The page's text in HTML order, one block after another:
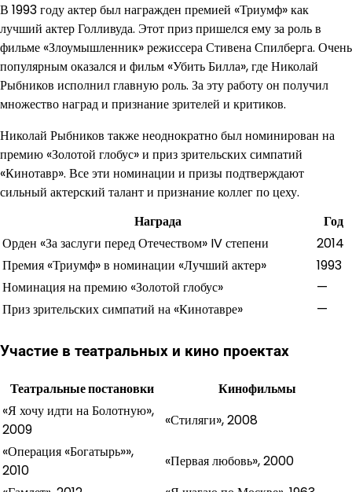
В 1993 году актер был награжден премией «Триумф» как
лучший актер Голливуда. Этот приз пришелся ему за роль в
фильме «Злоумышленник» режиссера Стивена Спилберга. Очень
популярным оказался и фильм «Убить Билла», где Николай
Рыбников исполнил главную роль. За эту работу он получил
множество наград и признание зрителей и критиков.
Николай Рыбников также неоднократно был номинирован на
премию «Золотой глобус» и приз зрительских симпатий
«Кинотавр». Все эти номинации и призы подтверждают
сильный актерский талант и признание коллег по цеху.
Награда
Год
Орден «За заслуги перед Отечеством» IV степени
2014
Премия «Триумф» в номинации «Лучший актер»
1993
Номинация на премию «Золотой глобус»
—
Приз зрительских симпатий на «Кинотавре»
—
Участие в театральных и кино проектах
Театральные постановки
Кинофильмы
«Я хочу идти на Болотную»,
2009
«Стиляги», 2008
«Операция «Богатырь»»,
2010
«Первая любовь», 2000